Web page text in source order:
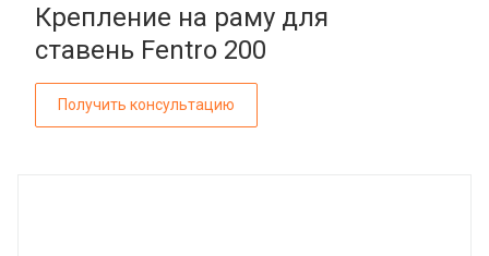
Крепление на раму для
ставень Fentro 200
Получить консультацию